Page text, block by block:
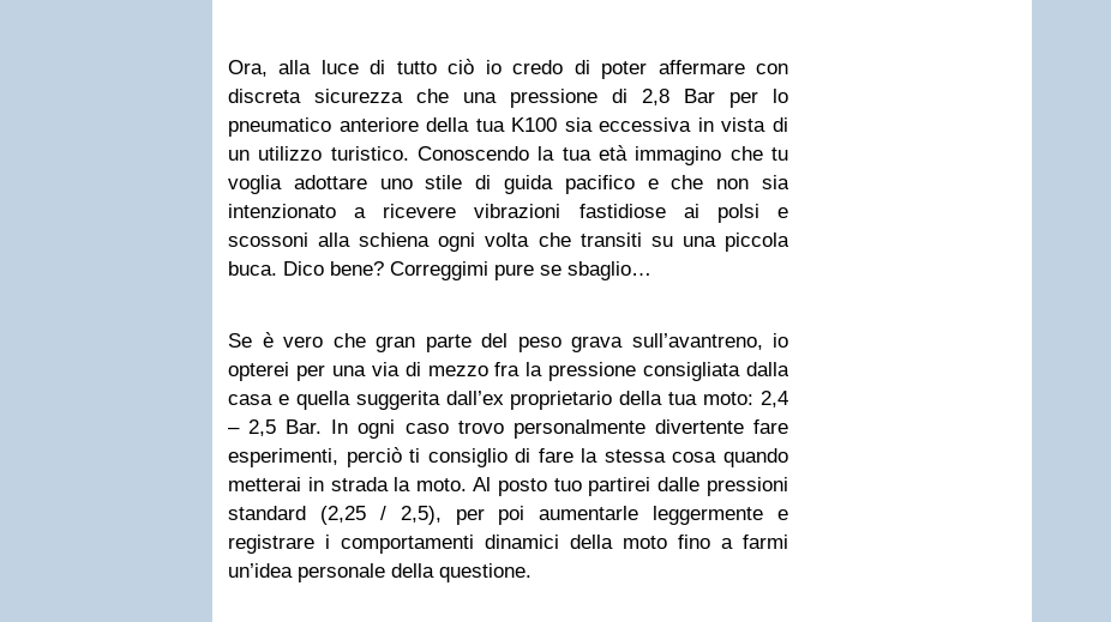
Ora, alla luce di tutto ciò io credo di poter affermare con
discreta sicurezza che una pressione di 2,8 Bar per lo
pneumatico anteriore della tua K100 sia eccessiva in vista di
un utilizzo turistico. Conoscendo la tua età immagino che tu
voglia adottare uno stile di guida pacifico e che non sia
intenzionato a ricevere vibrazioni fastidiose ai polsi e
scossoni alla schiena ogni volta che transiti su una piccola
buca. Dico bene? Correggimi pure se sbaglio…
Se è vero che gran parte del peso grava sull’avantreno, io
opterei per una via di mezzo fra la pressione consigliata dalla
casa e quella suggerita dall’ex proprietario della tua moto: 2,4
– 2,5 Bar. In ogni caso trovo personalmente divertente fare
esperimenti, perciò ti consiglio di fare la stessa cosa quando
metterai in strada la moto. Al posto tuo partirei dalle pressioni
standard (2,25 / 2,5), per poi aumentarle leggermente e
registrare i comportamenti dinamici della moto fino a farmi
un’idea personale della questione.